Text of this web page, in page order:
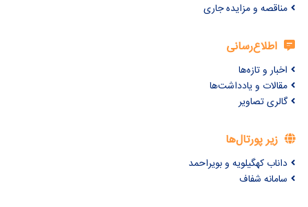
مناقصه و مزایده جاری
اطلاع‌رسانی
اخبار و تازه‌ها
مقالات و یادداشت‌ها
گالری تصاویر
زیر پورتال‌ها
داناب کهگیلویه و بویراحمد
سامانه شفاف